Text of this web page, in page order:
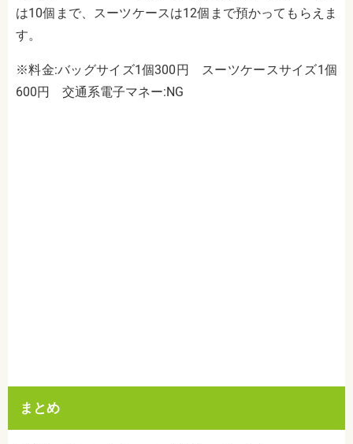
は10個まで、スーツケースは12個まで預かってもらえま
す。
※料金:バッグサイズ1個300円 スーツケースサイズ1個
600円 交通系電子マネー:NG
まとめ